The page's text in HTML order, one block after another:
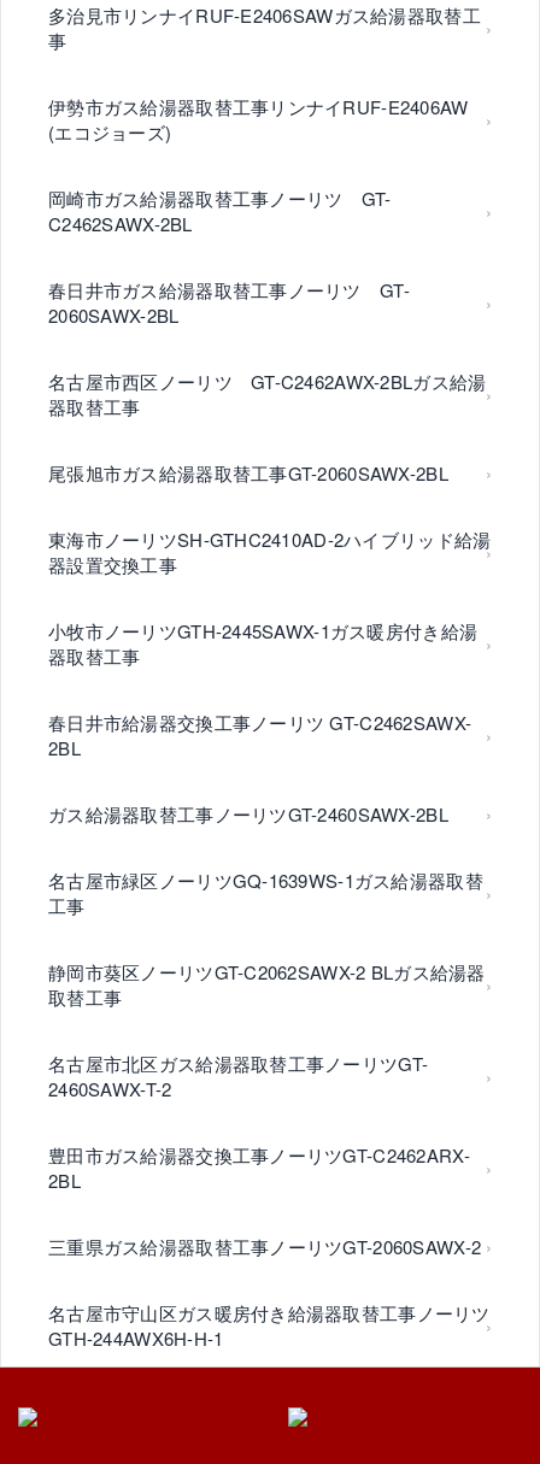
多治見市リンナイRUF-E2406SAWガス給湯器取替工
事
伊勢市ガス給湯器取替工事リンナイRUF-E2406AW
(エコジョーズ)
岡崎市ガス給湯器取替工事ノーリツ GT-
C2462SAWX-2BL
春日井市ガス給湯器取替工事ノーリツ GT-
2060SAWX-2BL
名古屋市西区ノーリツ GT-C2462AWX-2BLガス給湯
器取替工事
尾張旭市ガス給湯器取替工事GT-2060SAWX-2BL
東海市ノーリツSH-GTHC2410AD-2ハイブリッド給湯
器設置交換工事
小牧市ノーリツGTH-2445SAWX-1ガス暖房付き給湯
器取替工事
春日井市給湯器交換工事ノーリツ GT-C2462SAWX-
2BL
ガス給湯器取替工事ノーリツGT-2460SAWX-2BL
名古屋市緑区ノーリツGQ-1639WS-1ガス給湯器取替
工事
静岡市葵区ノーリツGT-C2062SAWX-2 BLガス給湯器
取替工事
名古屋市北区ガス給湯器取替工事ノーリツGT-
2460SAWX-T-2
豊田市ガス給湯器交換工事ノーリツGT-C2462ARX-
2BL
三重県ガス給湯器取替工事ノーリツGT-2060SAWX-2
名古屋市守山区ガス暖房付き給湯器取替工事ノーリツ
GTH-244AWX6H-H-1
名古屋市守山区ノーリツGT2460SAWX-2ガス給湯器